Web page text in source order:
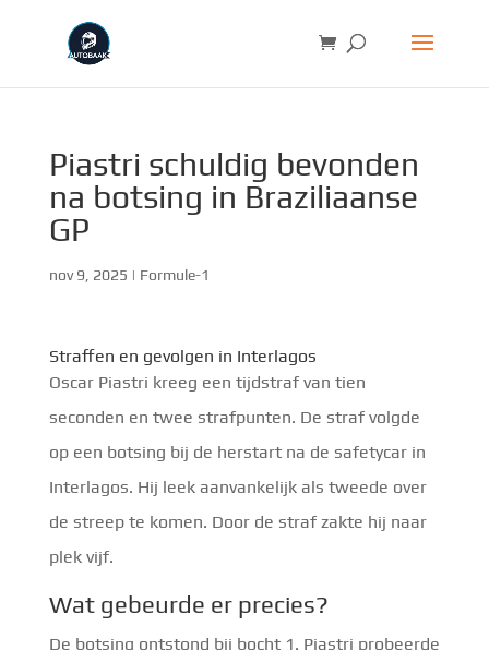
Piastri schuldig bevonden
na botsing in Braziliaanse
GP
nov 9, 2025 | Formule-1
Straffen en gevolgen in Interlagos
Oscar Piastri kreeg een tijdstraf van tien
seconden en twee strafpunten. De straf volgde
op een botsing bij de herstart na de safetycar in
Interlagos. Hij leek aanvankelijk als tweede over
de streep te komen. Door de straf zakte hij naar
plek vijf.
Wat gebeurde er precies?
De botsing ontstond bij bocht 1. Piastri probeerde